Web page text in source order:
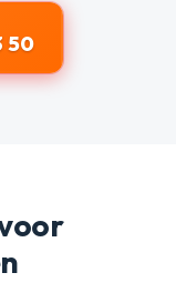
50